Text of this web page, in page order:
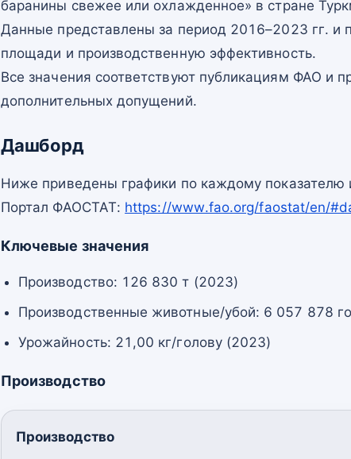
баранины свежее или охлажденное» в стране
Данные представлены за период 2016–2023 гг. и
площади и производственную эффективность.
Все значения соответствуют публикациям ФАО и
дополнительных допущений.
Дашборд
Ниже приведены графики по каждому показателю
Портал ФАОСТАТ: https://www.fao.org/faostat/en/
Ключевые значения
Производство: 126 830 т (2023)
Производственные животные/убой: 6 057 878
Урожайность: 21,00 кг/голову (2023)
Производство
Производство